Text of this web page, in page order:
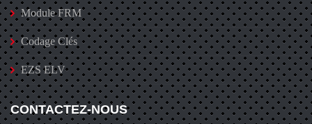
Module FRM
Codage Clés
EZS ELV
CONTACTEZ-NOUS